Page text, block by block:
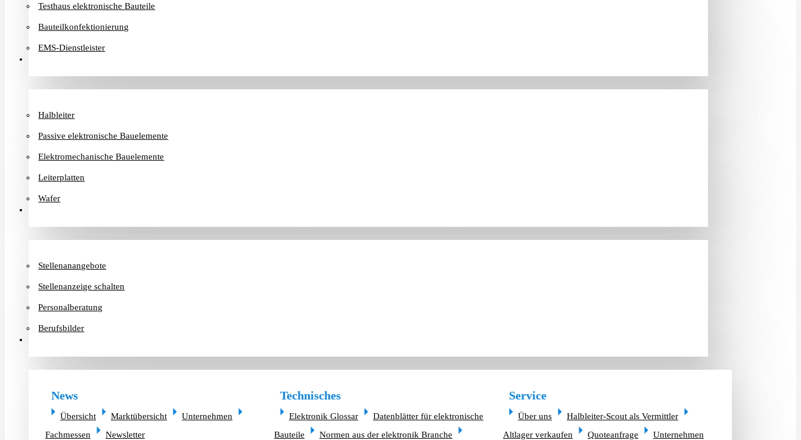
Testhaus elektronische Bauteile
Bauteilkonfektionierung
EMS-Dienstleister
Halbleiter
Passive elektronische Bauelemente
Elektromechanische Bauelemente
Leiterplatten
Wafer
Stellenanangebote
Stellenanzeige schalten
Personalberatung
Berufsbilder
News
Übersicht Marktübersicht
Unternehmen
Fachmessen
Newsletter
Technisches
Elektronik Glossar
Datenblätter für elektronische
Bauteile
Normen aus der elektronik Branche
Service
Über uns
Halbleiter-Scout als Vermittler
Altlager verkaufen
Quoteanfrage
Unternehmen